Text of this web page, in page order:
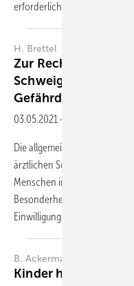
erforderlich...
H. Brettel
Zur Rechtslage im
Schweigepflicht bei
Gefährdungslagen
03.05.2021 -
Die allgemeinen
ärztlichen Schweigepflicht
Menschen in
Besonderheiten ist zum
Einwilligungsfähigkeit
B. Ackermann-Sprenger
Kinder haften für